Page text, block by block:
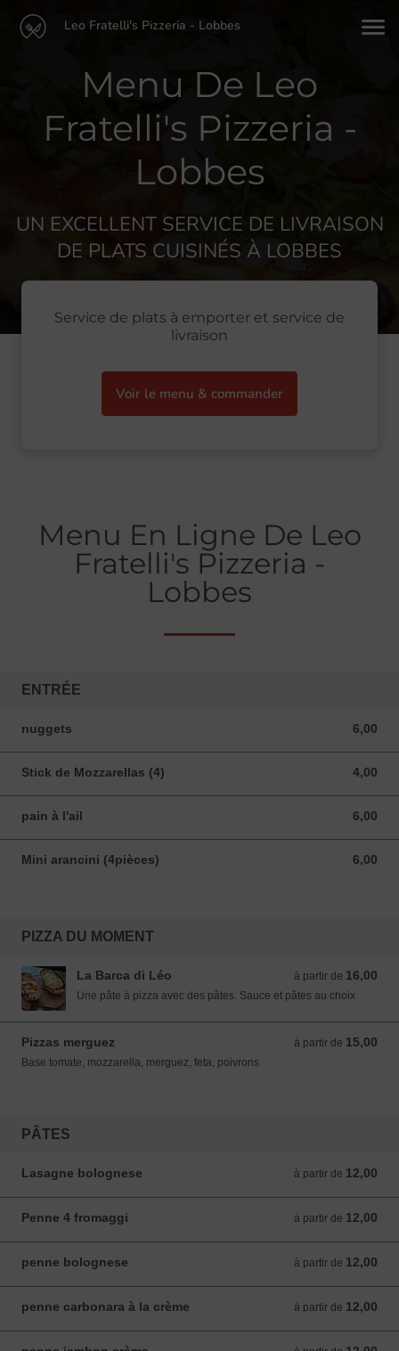
Leo Fratelli's Pizzeria - Lobbes
Menu De Leo
Fratelli's Pizzeria -
Lobbes
UN EXCELLENT SERVICE DE LIVRAISON
DE PLATS CUISINÉS À LOBBES
Service de plats à emporter et service de
livraison
Voir le menu & commander
Menu En Ligne De Leo
Fratelli's Pizzeria -
Lobbes
ENTRÉE
nuggets 6,00
6,00 EUR
Stick de Mozzarellas (4) 4,00
4,00 EUR
pain à l'ail 6,00
6,00 EUR
Mini arancini (4pièces) 6,00
6,00 EUR
PIZZA DU MOMENT
La Barca di Léo à partir de 16,00
à partir de 16,00 EUR
Une pâte à pizza avec des pâtes. Sauce et pâtes au choix
Pizzas merguez à partir de 15,00
à partir de 15,00 EUR
Base tomate, mozzarella, merguez, feta, poivrons
PÂTES
Lasagne bolognese à partir de 12,00
à partir de 12,00 EUR
Penne 4 fromaggi à partir de 12,00
à partir de 12,00 EUR
penne bolognese à partir de 12,00
à partir de 12,00 EUR
penne carbonara à la crème à partir de 12,00
à partir de 12,00 EUR